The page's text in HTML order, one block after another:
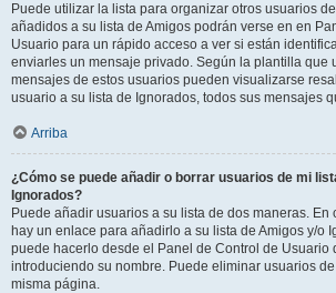
Puede utilizar la lista para organizar otros usuarios
añadidos a su lista de Amigos podrán verse en en
Usuario para un rápido acceso a ver si están
enviarles un mensaje privado. Según la plantilla que
mensajes de estos usuarios pueden visualizarse
usuario a su lista de Ignorados, todos sus mensajes
Arriba
¿Cómo se puede añadir o borrar usuarios de mi
Ignorados?
Puede añadir usuarios a su lista de dos maneras. En
hay un enlace para añadirlo a su lista de Amigos y/o
puede hacerlo desde el Panel de Control de Usuario
introduciendo su nombre. Puede eliminar usuarios
misma página.